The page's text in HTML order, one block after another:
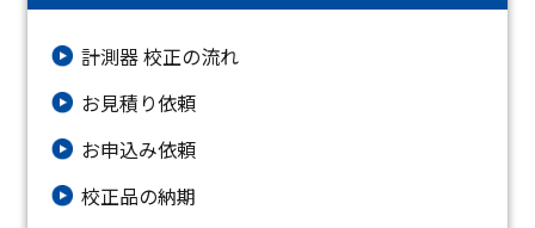
計測器 校正の流れ
お見積り依頼
お申込み依頼
校正品の納期